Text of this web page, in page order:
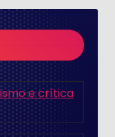
e crítica